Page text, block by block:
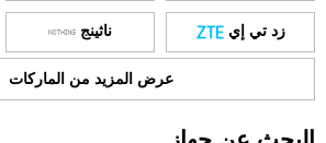
زد تي إي ناثينج
عرض المزيد من الماركات